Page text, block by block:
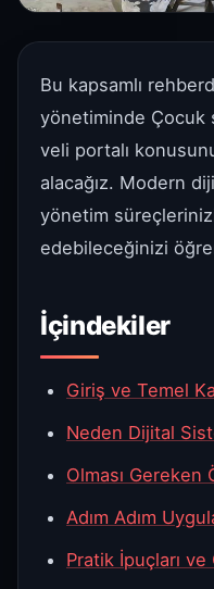
Bu kapsamlı
yönetiminde Çocuk
veli portalı
alacağız. Modern
yönetim
edebileceğinizi
İçindekiler
Giriş ve Temel
Neden Dijital
Olması Gereken
Adım Adım
Pratik İpuçları